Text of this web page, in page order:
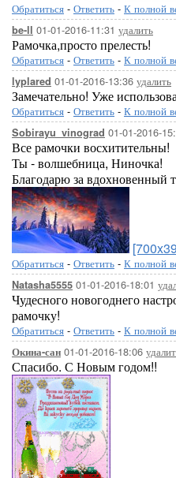
Обратиться - Ответить - К полной
be-ll 01-01-2016-11:31 удалить
Рамочка,просто прелесть!
Обратиться - Ответить - К полной
lyplared 01-01-2016-13:36 удалить
Замечательно! Уже
Обратиться - Ответить - К полной
Sobirayu_vinograd 01-01-2016-
Все рамочки восхитительны!
Ты - волшебница, Ниночка!
Благодарю за вдохновенный
Обратиться - Ответить - К полной
Natasha5555 01-01-2016-18:01
Чудесного новогоднего
рамочку!
Обратиться - Ответить - К полной
Окина-сан 01-01-2016-18:06
Спасибо. С Новым годом!!